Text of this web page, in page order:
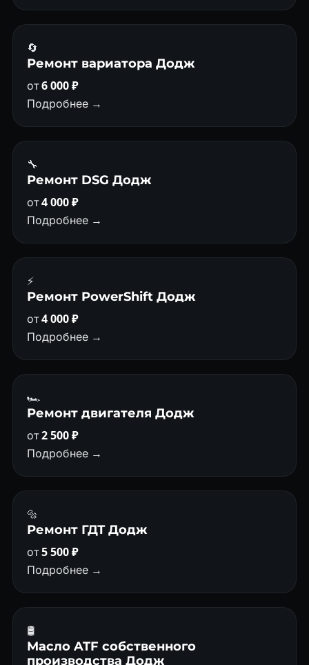
🔄
Ремонт вариатора Додж
от6 000 ₽
Подробнее →
🔧
Ремонт DSG Додж
от4 000 ₽
Подробнее →
⚡
Ремонт PowerShift Додж
от4 000 ₽
Подробнее →
🏎
Ремонт двигателя Додж
от2 500 ₽
Подробнее →
🔩
Ремонт ГДТ Додж
от5 500 ₽
Подробнее →
🛢
Масло ATF собственного
производства Додж